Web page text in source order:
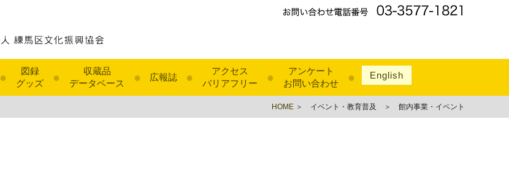
●
図録
グッズ
●
収蔵品
データベース
● 広報誌 ●
アクセス
バリアフリー
●
アンケート
お問い合わせ
● English
HOME ＞ イベント・教育普及 ＞ 館内事業・イベント